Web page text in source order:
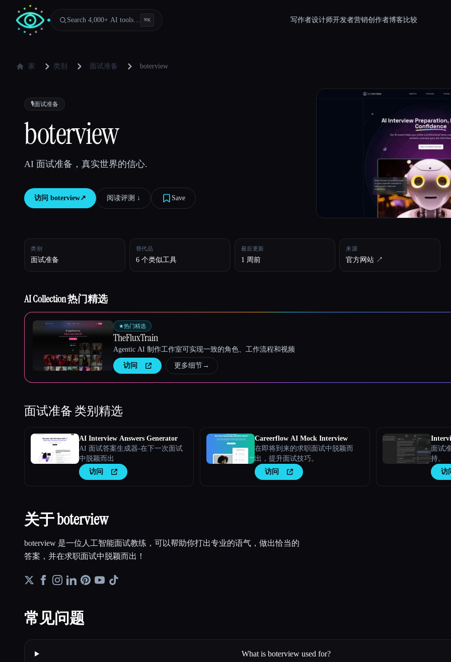
Search 4,000+ AI tools… ⌘K 写作者设计师开发者营销创作者博客 比较
家 类别 面试准备 boterview
🎙️面试准备
boterview
AI 面试准备，真实世界的信心.
访问 boterview↗︎ 阅读评测 ↓︎ Save
类别
面试准备
替代品
6 个类似工具
最后更新
1 周前
来源
官方网站 ↗︎
AI Collection 热门精选
★热门精选
TheFluxTrain
Agentic AI 制作工作室可实现一致的角色、工作流程和视频
访问 更多细节→
面试准备类别精选
AI Interview Answers Generator
AI 面试答案生成器-在下一次面试
中脱颖而出
访问
Careerflow AI Mock Interview
在即将到来的求职面试中脱颖而
出，提升面试技巧。
访问
面试
持。
访
关于 boterview
boterview 是一位人工智能面试教练，可以帮助你打出专业的语气，做出恰当的
答案，并在求职面试中脱颖而出！
常见问题
What is boterview used for?